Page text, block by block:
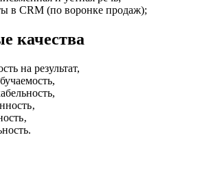
в CRM (по воронке продаж);
качества
на результат,